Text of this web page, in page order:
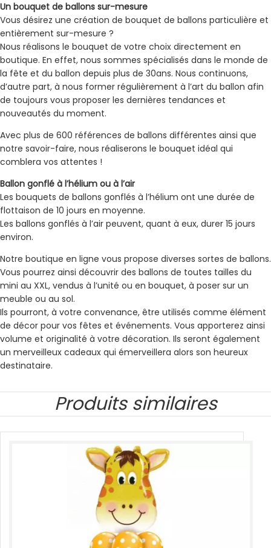
Un bouquet de ballons sur-mesure
Vous désirez une création de bouquet de ballons particulière et
entièrement sur-mesure ?
Nous réalisons le bouquet de votre choix directement en
boutique. En effet, nous sommes spécialisés dans le monde de
la fête et du ballon depuis plus de 30ans. Nous continuons,
d’autre part, à nous former régulièrement à l’art du ballon afin
de toujours vous proposer les dernières tendances et
nouveautés du moment.
Avec plus de 600 références de ballons différentes ainsi que
notre savoir-faire, nous réaliserons le bouquet idéal qui
comblera vos attentes !
Ballon gonflé à l’hélium ou à l’air
Les bouquets de ballons gonflés à l’hélium ont une durée de
flottaison de 10 jours en moyenne.
Les ballons gonflés à l’air peuvent, quant à eux, durer 15 jours
environ.
Notre boutique en ligne vous propose diverses sortes de ballons.
Vous pourrez ainsi découvrir des ballons de toutes tailles du
mini au XXL, vendus à l’unité ou en bouquet, à poser sur un
meuble ou au sol.
Ils pourront, à votre convenance, être utilisés comme élément
de décor pour vos fêtes et événements. Vous apporterez ainsi
volume et originalité à votre décoration. Ils seront également
un merveilleux cadeaux qui émerveillera alors son heureux
destinataire.
Produits similaires